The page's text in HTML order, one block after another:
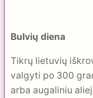
Bulvių diena
Tikrų lietuvių
valgyti po 300
arba augaliniu